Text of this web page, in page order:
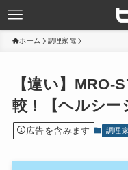
ホーム 調理家電
【違い】MRO-
較！【ヘルシー
広告を含みます 調理